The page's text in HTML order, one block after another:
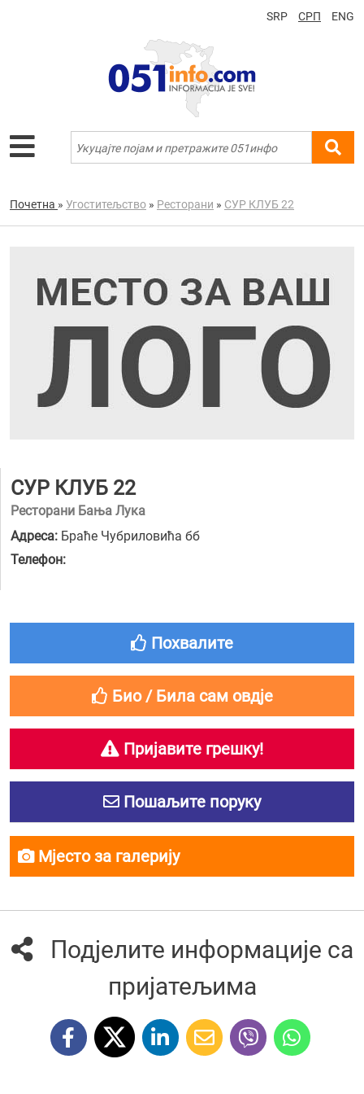
SRP СРП ENG
Почетна » Угоститељство » Ресторани » СУР КЛУБ 22
СУР КЛУБ 22
Ресторани Бања Лука
Адреса: Браће Чубриловића бб
Телефон:
Похвалите
Био / Била сам овдје
Пријавите грешку!
Пошаљите поруку
Мјесто за галерију
Подјелите информације са
пријатељима